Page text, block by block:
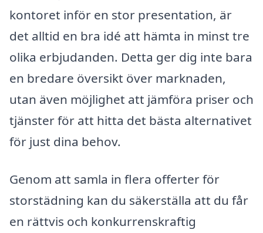
kontoret inför en stor presentation, är
det alltid en bra idé att hämta in minst tre
olika erbjudanden. Detta ger dig inte bara
en bredare översikt över marknaden,
utan även möjlighet att jämföra priser och
tjänster för att hitta det bästa alternativet
för just dina behov.
Genom att samla in flera offerter för
storstädning kan du säkerställa att du får
en rättvis och konkurrenskraftig